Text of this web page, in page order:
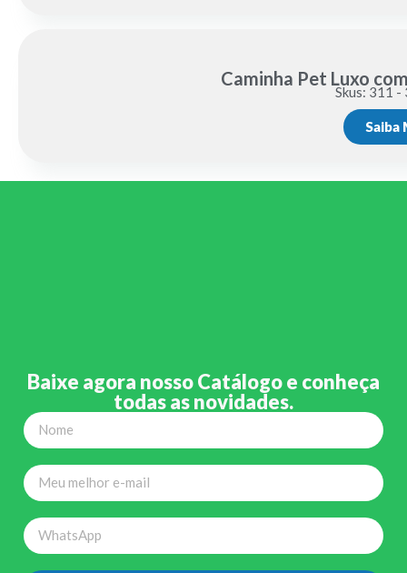
Caminha Pet Luxo
Skus: 311
Saiba
Baixe agora nosso Catálogo e conheça
todas as novidades.